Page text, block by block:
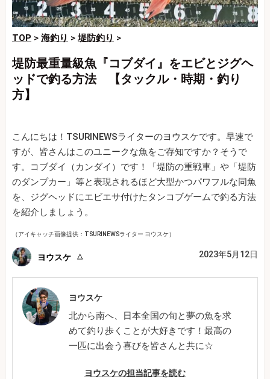
TOP > 海釣り >堤防釣り >
堤防最重量級魚『コブダイ』をエビとジグヘ
ッドで釣る方法 【タックル・時期・釣り
方】
こんにちは！TSURINEWSライターのヨウスケです。早速で
すが、皆さんはこのユニークな魚をご存知ですか？そうで
す。コブダイ（カンダイ）です！「堤防の重戦車」や「堤防
のダンプカー」等と表現されるほど大型かつパワフルな同魚
を、ジグヘッドにエビエサ付けたタンコブゲームで釣る方法
を紹介しましょう。
（アイキャッチ画像提供：TSURINEWSライター ヨウスケ）
ヨウスケ 2023年5月12日
ヨウスケ
北から南へ、日本全国の旬と夢の魚を求
めて釣り歩くことが大好きです！最高の
一匹に出会う喜びを皆さんと共に☆
ヨウスケの担当記事を読む